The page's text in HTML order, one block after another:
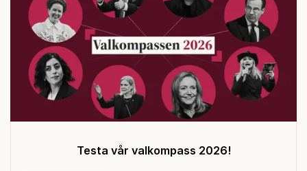
Testa vår valkompass 2026!